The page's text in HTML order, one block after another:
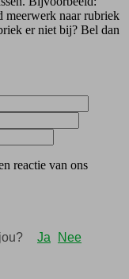
meerwerk naar rubriek
er niet bij? Bel dan
reactie van ons